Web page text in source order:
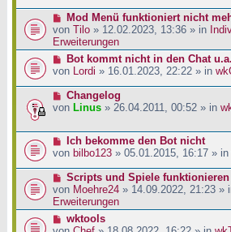
r
a
g
e
t
r
a
g
e
B
e
t
a
g
N
e
u
e
B
e
t
a
g
Mod Menü funktioniert nicht
von Tilo » 12.02.2023, 13:36 » in
Erweiterungen
N
e
e
r
e
t
r
a
g
Bot kommt nicht in den Chat u.a.
von
Lordi » 16.01.2023, 22:22 » in
N
e
e
B
e
t
r
a
g
Changelog
von Linus » 26.04.2011, 00:52 » in
N
e
e
r
B
e
Ich bekomme den Bot nicht
von bilbo123 » 05.01.2015, 16:17 » in
N
e
u
e
Scripts und Spiele
von Moehre24 » 14.09.2022, 21:23 »
Erweiterungen
Nwktools